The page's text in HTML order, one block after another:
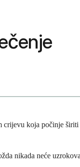
koja počinje
nikada neće